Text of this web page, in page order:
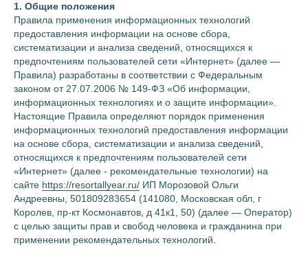
ВСЕ ТОВАРЫ
ЗЕФИР
ДЕНИМ
МЯТА
ОБЛАКО
ЧЕРНЫЙ
MIX&MATCH
СКАЙ
ПЛОМБИР
ЛАЙМ
1. Общие положения
Правила применения информационных технологий
предоставления информации на основе сбора,
систематизации и анализа сведений, относящихся к
предпочтениям пользователей сети «Интернет» (далее —
Правила) разработаны в соответствии с Федеральным
законом от 27.07.2006 № 149-ФЗ «Об информации,
информационных технологиях и о защите информации».
Настоящие Правила определяют порядок применения
информационных технологий предоставления информации
на основе сбора, систематизации и анализа сведений,
относящихся к предпочтениям пользователей сети
«Интернет» (далее - рекомендательные технологии) на
сайте https://resortallyear.ru/ ИП Морозовой Ольги
Андреевны, 501809283654 (141080, Московская обл, г
Королев, пр-кт Космонавтов, д 41к1, 50) (далее — Оператор)
с целью защиты прав и свобод человека и гражданина при
применении рекомендательных технологий.